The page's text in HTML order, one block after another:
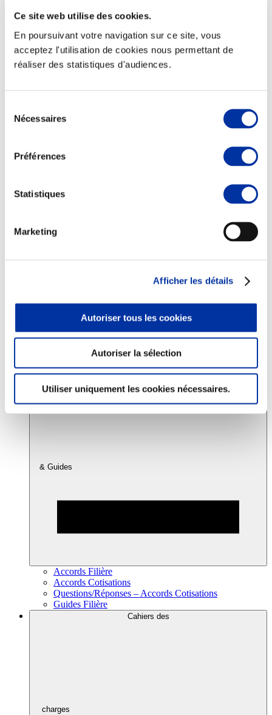
Ce site web utilise des cookies.
En poursuivant votre navigation sur ce site, vous
acceptez l'utilisation de cookies nous permettant de
réaliser des statistiques d'audiences.
Nécessaires
Préférences
Statistiques
Marketing
Afficher les détails
Autoriser tous les cookies
Autoriser la sélection
Utiliser uniquement les cookies nécessaires.
Elevage
Consommation
Sécurité sanitaire
Juste rémunération et attractivité des métiers
Info-veille scientifique
Accords
& Guides
Accords Filière
Accords Cotisations
Questions/Réponses – Accords Cotisations
Guides Filière
Cahiers des
charges